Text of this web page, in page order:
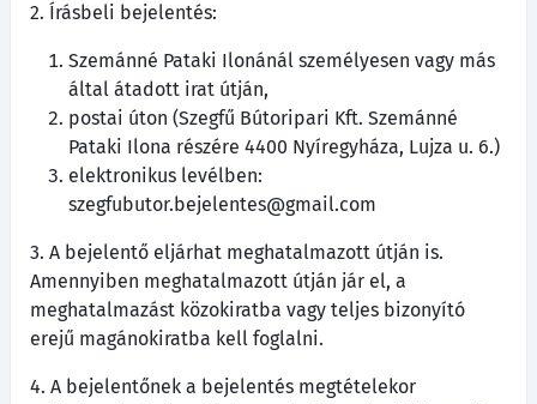
2. Írásbeli bejelentés:
Szemánné Pataki Ilonánál személyesen vagy más
által átadott irat útján,
postai úton (Szegfű Bútoripari Kft. Szemánné
Pataki Ilona részére 4400 Nyíregyháza, Lujza u. 6.)
elektronikus levélben:
szegfubutor.bejelentes@gmail.com
3. A bejelentő eljárhat meghatalmazott útján is.
Amennyiben meghatalmazott útján jár el, a
meghatalmazást közokiratba vagy teljes bizonyító
erejű magánokiratba kell foglalni.
4. A bejelentőnek a bejelentés megtételekor